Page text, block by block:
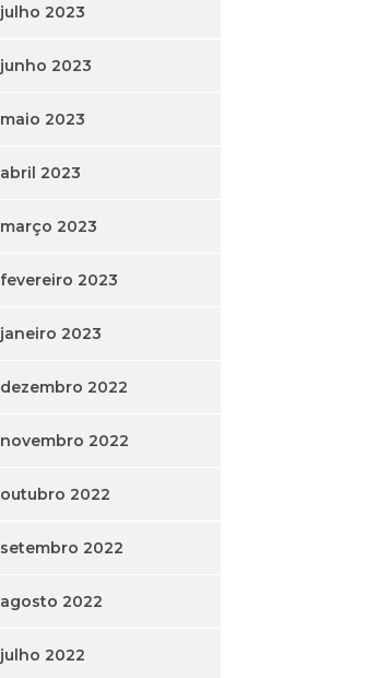
julho 2023
junho 2023
maio 2023
abril 2023
março 2023
fevereiro 2023
janeiro 2023
dezembro 2022
novembro 2022
outubro 2022
setembro 2022
agosto 2022
julho 2022